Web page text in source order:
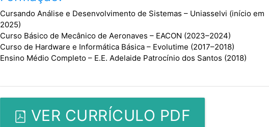
Cursando Análise e Desenvolvimento de Sistemas – Uniasselvi (início em
2025)
Curso Básico de Mecânico de Aeronaves – EACON (2023–2024)
Curso de Hardware e Informática Básica – Evolutime (2017–2018)
Ensino Médio Completo – E.E. Adelaide Patrocínio dos Santos (2018)
VER CURRÍCULO PDF